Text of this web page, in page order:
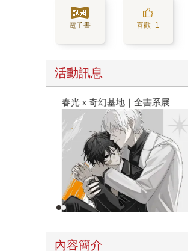
電子書 喜歡+1
活動訊息
春光ｘ奇幻基地｜全書系展
內容簡介